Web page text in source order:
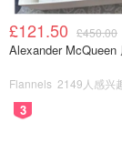
£121.50 £450.00
Alexander McQueen
Flannels 2149人感兴
3